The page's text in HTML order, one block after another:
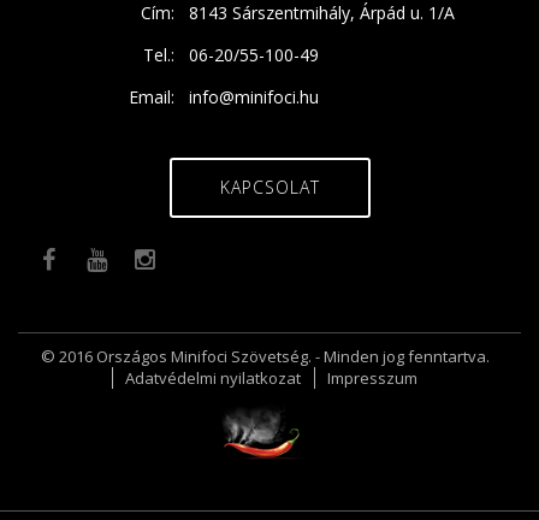
Cím:
8143 Sárszentmihály, Árpád u. 1/A
Tel.:
06-20/55-100-49
Email:
info@minifoci.hu
KAPCSOLAT
© 2016 Országos Minifoci Szövetség. - Minden jog fenntartva.
Adatvédelmi nyilatkozat
Impresszum